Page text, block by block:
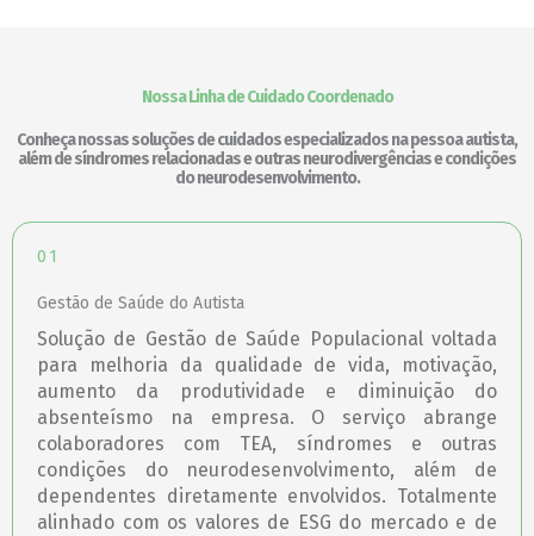
Nossa Linha de Cuidado Coordenado
Conheça nossas soluções de cuidados especializados na pessoa autista,
além de síndromes relacionadas e outras neurodivergências e condições
do neurodesenvolvimento.
01
Gestão de Saúde do Autista
Solução de Gestão de Saúde Populacional voltada
para melhoria da qualidade de vida, motivação,
aumento da produtividade e diminuição do
absenteísmo na empresa. O serviço abrange
colaboradores com TEA, síndromes e outras
condições do neurodesenvolvimento, além de
dependentes diretamente envolvidos. Totalmente
alinhado com os valores de ESG do mercado e de
e
ao visitar nosso
site, você
aumenta a